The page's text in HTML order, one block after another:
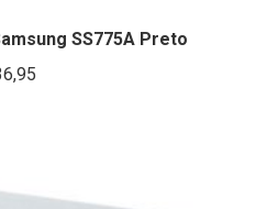
SS775A Preto